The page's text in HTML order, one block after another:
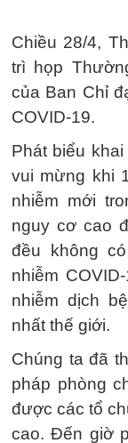
Chiều 28/4,
trì họp
của Ban Chỉ
COVID-19.
Phát biểu
vui mừng khi
nhiễm mới
nguy cơ cao
đều không
nhiễm
nhiễm dịch
nhất thế giới.
Chúng ta đã
pháp phòng
được các tổ
cao. Đến giờ